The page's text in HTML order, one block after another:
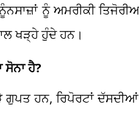
ਨੂੰ ਅਮਰੀਕੀ
ਖੜ੍ਹੇ ਹੁੰਦੇ ਹਨ।
ਸੋਨਾ ਹੈ?
ਗੁਪਤ ਹਨ, ਰਿਪੋਰਟਾਂ